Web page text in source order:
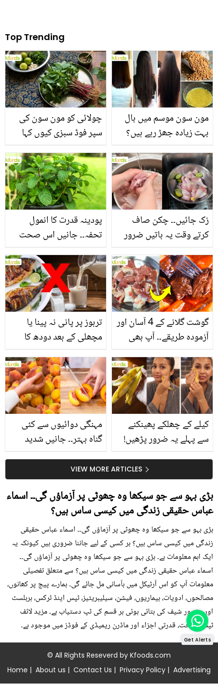
Top Trending
چولائی کو مون سون کی
سپر فوڈ سبزی کیوں کہا
منرلز اور اینٹی آکسیڈنٹس
سے بھرپور اس سبزی کے
فائدے
مون سون موسم میں بال
بہت زیادہ جھڑ رہے ہیں؟
بنانے کے چند قدرتی طریقے
پودینہ قدرت کا انمول
تحفہ۔۔ جانیں اس صحت
انگیز طبی فوائد
رُک جائیں۔۔ چکن صاف
کرتے وقت یہ باتیں ضرور
تربوز پر پانی نہ پینا یا
مچھلی کے بعد دودھ کا
سے متعلق غلط فہمیوں کی
حقیقت کیا ہے اور افواہ
کیا؟
گوشت گلانے کے 4 آسان اور
آزمودہ طریقے۔۔ آپ بھی
بتائے راز
مہنگی دوائیوں سے کئی
گناہ بہتر۔۔ جانیں شدید
کیوں کھانا چاہیے؟
کیلے کے چھلکے پھینکنے
سے پہلے یہ ضرور پڑھیں!
سستا اور قدرتی حلVIEW MORE ARTICLES
بڑی بہو سے جو سیکھا وہ چھوٹی پر آزماؤں گی۔۔ اسماء
عباس حقیقی زندگی میں کیسی ساس ہیں؟
بڑی بہو سے جو سیکھا وہ چھوٹی پر آزماؤں گی۔۔ اسماء عباس حقیقی
زندگی میں کیسی ساس ہیں؟ ہر کسی کے لیے جاننا ضروری ہیں کیونکہ یہ
ایک اہم معلومات ہے۔ بڑی بہو سے جو سیکھا وہ چھوٹی پر آزماؤں گی۔۔
اسماء عباس حقیقی زندگی میں کیسی ساس ہیں؟ سے متعلق تفصیلی
معلومات آپ کو اس آرٹیکل میں بآسانی مل جائے گی۔ ہمارے پیج پر کھانوں،
مصالحوں، ادویات، بیماریوں، فیشن، سیلیبریٹیز، ٹپس اینڈ ٹرکس، ہربلسٹ
اور مشہور شیف کی بتائی ہوئی ہر قسم کی ٹپ دستیاب ہے۔ مزید لائف
ٹپس، صحت، قدرتی اجزاء اور ماڈرن ریمیڈی کے فوڈز میں موجود ہے۔
© All Rights Reseverd by Kfoods.com
Home | About us | Contact Us | Privacy Policy | Advertising
Get Alerts